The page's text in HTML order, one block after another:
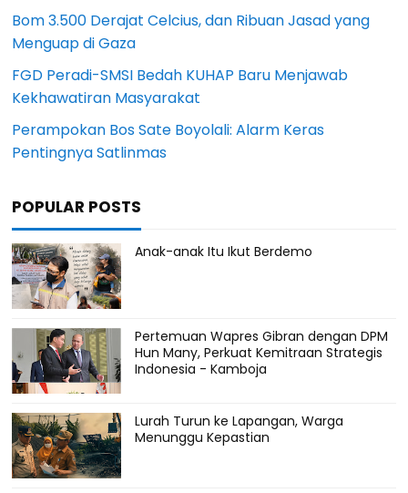
Bom 3.500 Derajat Celcius, dan Ribuan Jasad yang
Menguap di Gaza
FGD Peradi-SMSI Bedah KUHAP Baru Menjawab
Kekhawatiran Masyarakat
Perampokan Bos Sate Boyolali: Alarm Keras
Pentingnya Satlinmas
POPULAR POSTS
Anak-anak Itu Ikut Berdemo
Pertemuan Wapres Gibran dengan DPM
Hun Many, Perkuat Kemitraan Strategis
Indonesia - Kamboja
Lurah Turun ke Lapangan, Warga
Menunggu Kepastian